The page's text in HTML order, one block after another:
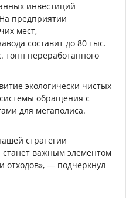
инвестиций
предприятии
мест,
составит до 80 тыс.
переработанного
экологически чистых
обращения с
для мегаполиса.
стратегии
станет важным элементом
отходов», — подчеркнул